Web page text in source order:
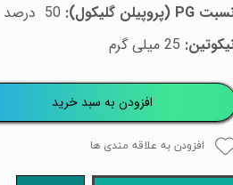
PG (پروپیلن گلیکول): 50 درصد
افزودن به سبد خرید
افزودن به علاقه مندی ها